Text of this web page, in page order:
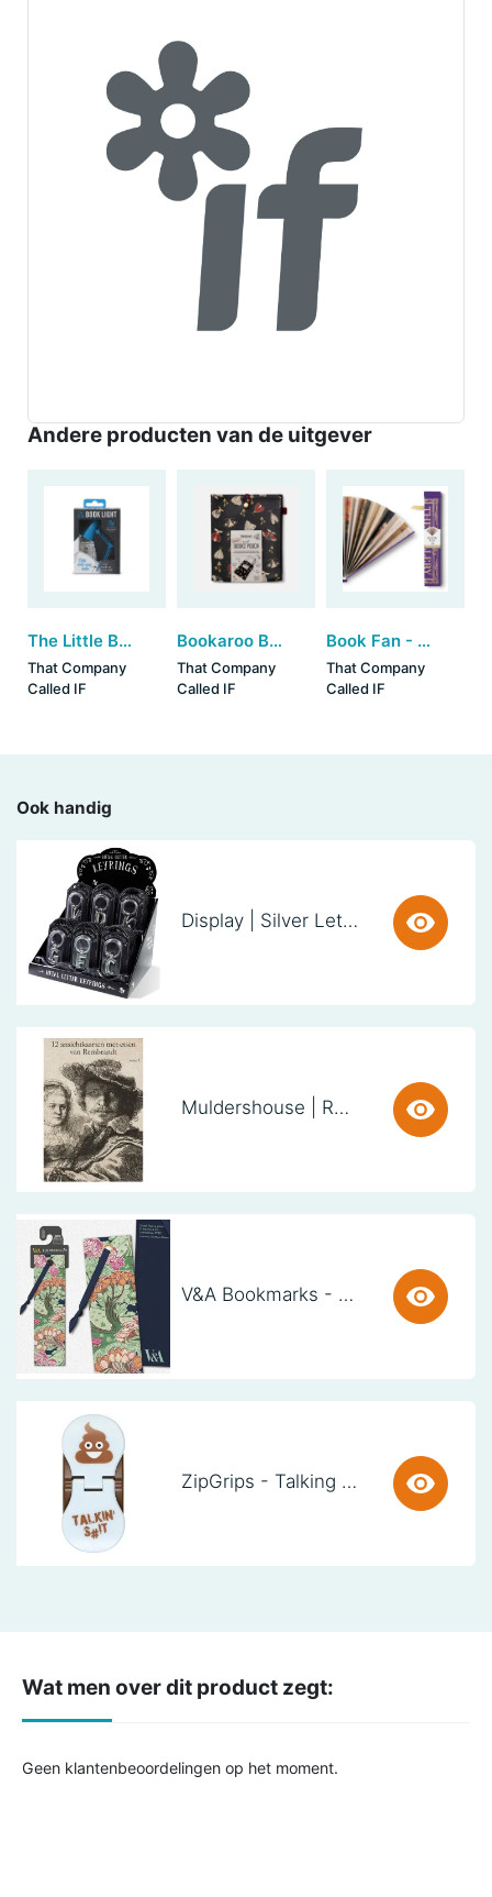
Andere producten van de uitgever
The Little Book Light - Blue
That Company
Called IF
Bookaroo Books & Stuff Pouch - Dark Moth
That Company
Called IF
Book Fan - The Gallery Purple (set van 3)
That Company
Called IF
Ook handig
Display | Silver Letter Keyring (38 stuks)
Muldershouse | Rembrandt
V&A Bookmarks - Art Nouveau Trees (set van 3)
ZipGrips - Talking SH!t
Wat men over dit product zegt:
Geen klantenbeoordelingen op het moment.